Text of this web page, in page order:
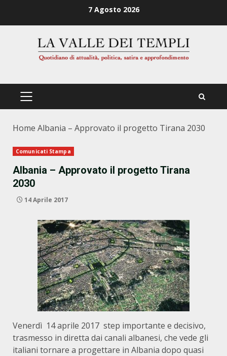
7 Agosto 2026
PRIMÄRES
Home Albania – Approvato il progetto Tirana 2030
Comunicati Stampa
Albania – Approvato il progetto Tirana
2030
14 Aprile 2017
Venerdì 14 aprile 2017 step importante e decisivo,
trasmesso in diretta dai canali albanesi, che vede gli
italiani tornare a progettare in Albania dopo quasi